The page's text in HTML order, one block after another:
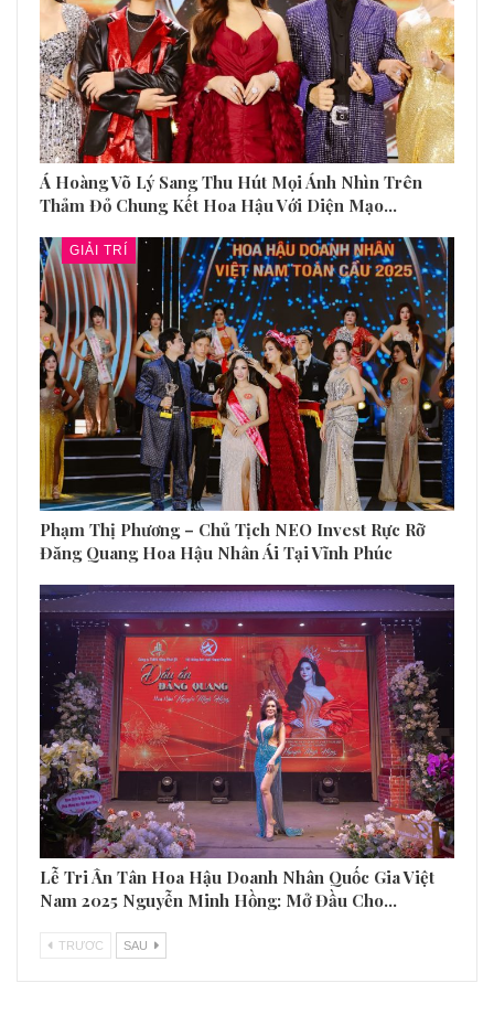
Á Hoàng Võ Lý Sang Thu Hút Mọi Ánh Nhìn Trên
Thảm Đỏ Chung Kết Hoa Hậu Với Diện Mạo…
GIẢI TRÍ
Phạm Thị Phương – Chủ Tịch NEO Invest Rực Rỡ
Đăng Quang Hoa Hậu Nhân Ái Tại Vĩnh Phúc
Lễ Tri Ân Tân Hoa Hậu Doanh Nhân Quốc Gia Việt
Nam 2025 Nguyễn Minh Hồng: Mở Đầu Cho…
TRƯƠC SAU